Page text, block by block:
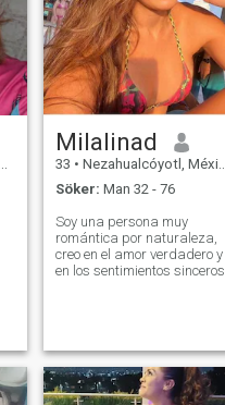
Milalinad
33 • Nezahualcóyotl, México, Mexico
Söker: Man 32 - 76
Soy una persona muy
romántica por naturaleza,
creo en el amor verdadero y
en los sentimientos sinceros.
más sobre mí en mi carta
personal.